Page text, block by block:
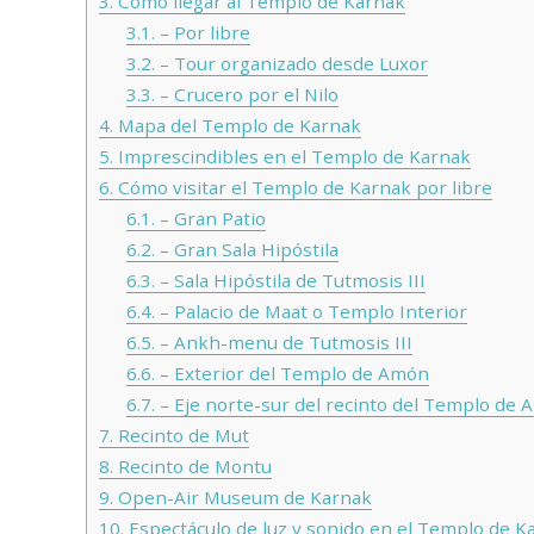
3.1. – Por libre
3.2. – Tour organizado desde Luxor
3.3. – Crucero por el Nilo
4. Mapa del Templo de Karnak
5. Imprescindibles en el Templo de Karnak
6. Cómo visitar el Templo de Karnak por libre
6.1. – Gran Patio
6.2. – Gran Sala Hipóstila
6.3. – Sala Hipóstila de Tutmosis III
6.4. – Palacio de Maat o Templo Interior
6.5. – Ankh-menu de Tutmosis III
6.6. – Exterior del Templo de Amón
6.7. – Eje norte-sur del recinto del Templo de
7. Recinto de Mut
8. Recinto de Montu
9. Open-Air Museum de Karnak
10. Espectáculo de luz y sonido en el Templo de